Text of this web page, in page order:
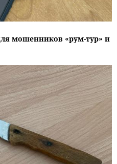
мошенников «рум-тур» и